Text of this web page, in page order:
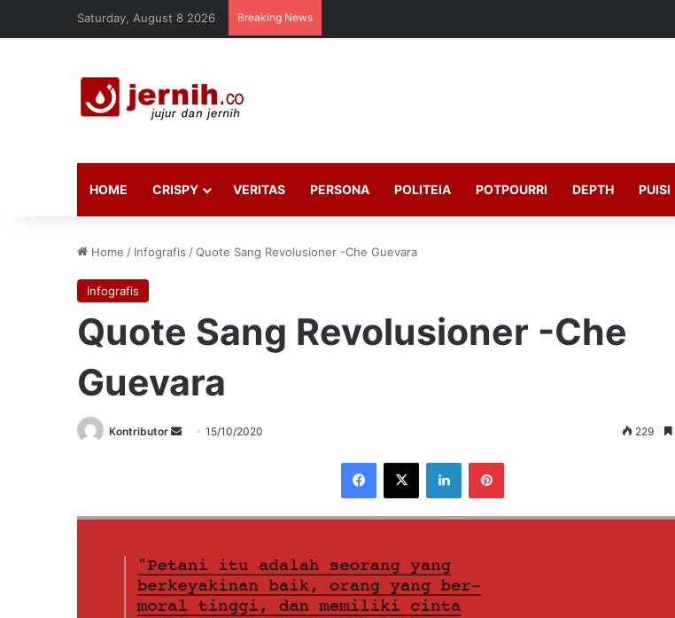
Saturday, August 8 2026 Breaking News
HOME CRISPY VERITAS PERSONA POLITEIA POTPOURRI DEPTH PUISI
Home / Infografis /Quote Sang Revolusioner -Che Guevara
Infografis
Quote Sang Revolusioner -Che
Guevara
Kontributor
Send15/10/2020 229
Facebook
X LinkedInPinterest